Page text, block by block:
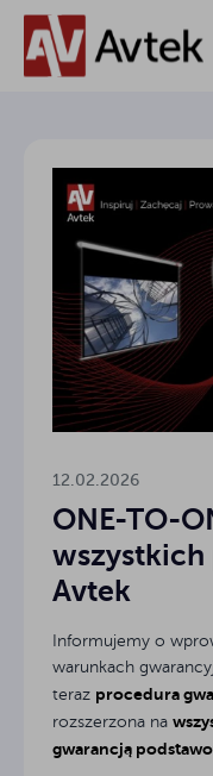
12.02.2026
ONE-TO-
Avtek
Informujemy o
warunkach
teraz procedura
rozszerzona na
gwarancją